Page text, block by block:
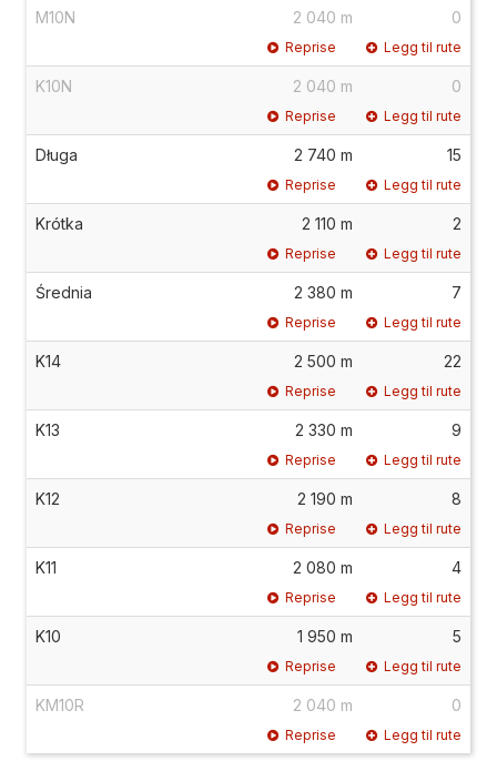
M10N 2 040 m 0
Reprise Legg til rute
K10N 2 040 m 0
Reprise Legg til rute
Długa 2 740 m 15
Reprise Legg til rute
Krótka 2 110 m 2
Reprise Legg til rute
Średnia 2 380 m 7
Reprise Legg til rute
K14 2 500 m 22
Reprise Legg til rute
K13 2 330 m 9
Reprise Legg til rute
K12 2 190 m 8
Reprise Legg til rute
K11 2 080 m 4
Reprise Legg til rute
K10 1 950 m 5
Reprise Legg til rute
KM10R 2 040 m 0
Reprise Legg til rute